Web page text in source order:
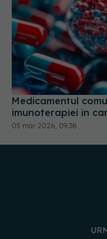
Medicamentul
imunoterapiei în
05 mar 2026, 09:38